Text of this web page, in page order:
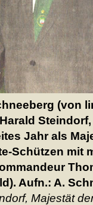
(von
Jahr als
Schützen mit
Aufn.: A.
Majestät